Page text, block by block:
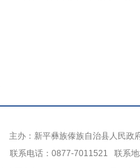
主办：新平彝族傣族自治县人民
联系电话：0877-7011521 联系